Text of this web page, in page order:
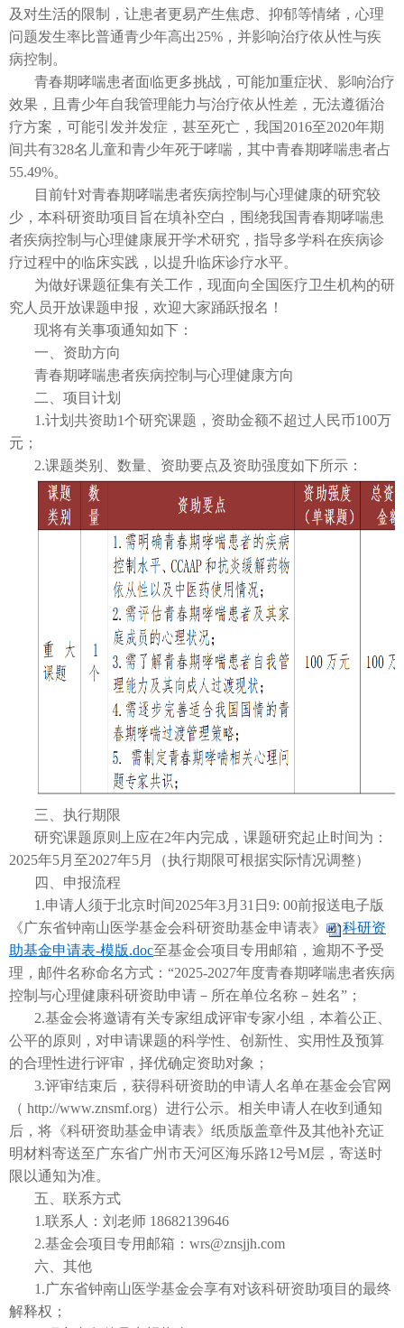
及对生活的限制，让患者更易产生焦虑、抑郁等情绪，心理
问题发生率比普通青少年高出25%，并影响治疗依从性与疾
病控制。
青春期哮喘患者面临更多挑战，可能加重症状、影响治疗
效果，且青少年自我管理能力与治疗依从性差，无法遵循治
疗方案，可能引发并发症，甚至死亡，我国2016至2020年期
间共有328名儿童和青少年死于哮喘，其中青春期哮喘患者占
55.49%。
目前针对青春期哮喘患者疾病控制与心理健康的研究较
少，本科研资助项目旨在填补空白，围绕我国青春期哮喘患
者疾病控制与心理健康展开学术研究，指导多学科在疾病诊
疗过程中的临床实践，以提升临床诊疗水平。
为做好课题征集有关工作，现面向全国医疗卫生机构的研
究人员开放课题申报，欢迎大家踊跃报名！
现将有关事项通知如下：
一、资助方向
青春期哮喘患者疾病控制与心理健康方向
二、项目计划
1.计划共资助1个研究课题，资助金额不超过人民币100万
元；
2.课题类别、数量、资助要点及资助强度如下所示：
三、执行期限
研究课题原则上应在2年内完成，课题研究起止时间为：
2025年5月至2027年5月（执行期限可根据实际情况调整）
四、申报流程
1.申请人须于北京时间2025年3月31日9: 00前报送电子版
《广东省钟南山医学基金会科研资助基金申请表》
科研资
助基金申请表-模版.doc至基金会项目专用邮箱，逾期不予受
理，邮件名称命名方式：“2025-2027年度青春期哮喘患者疾病
控制与心理健康科研资助申请－所在单位名称－姓名”；
2.基金会将邀请有关专家组成评审专家小组，本着公正、
公平的原则，对申请课题的科学性、创新性、实用性及预算
的合理性进行评审，择优确定资助对象；
3.评审结束后，获得科研资助的申请人名单在基金会官网
（ http://www.znsmf.org）进行公示。相关申请人在收到通知
后，将《科研资助基金申请表》纸质版盖章件及其他补充证
明材料寄送至广东省广州市天河区海乐路12号M层，寄送时
限以通知为准。
五、联系方式
1.联系人：刘老师 18682139646
2.基金会项目专用邮箱：wrs@znsjjh.com
六、其他
1.广东省钟南山医学基金会享有对该科研资助项目的最终
解释权；